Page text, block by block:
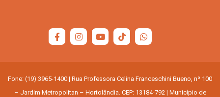
Fone: (19) 3965-1400 | Rua Professora Celina Franceschini Bueno, nº 100
– Jardim Metropolitan – Hortolândia. CEP: 13184-792 | Município de